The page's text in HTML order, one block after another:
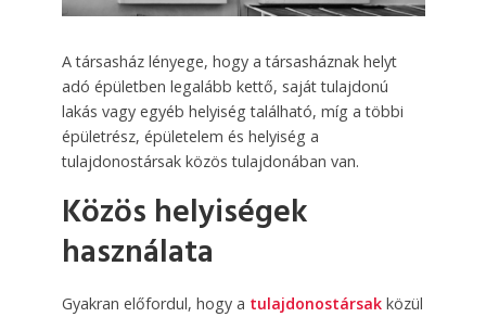
A társasház lényege, hogy a társasháznak helyt
adó épületben legalább kettő, saját tulajdonú
lakás vagy egyéb helyiség található, míg a többi
épületrész, épületelem és helyiség a
tulajdonostársak közös tulajdonában van.
Közös helyiségek
használata
Gyakran előfordul, hogy a tulajdonostársakközül